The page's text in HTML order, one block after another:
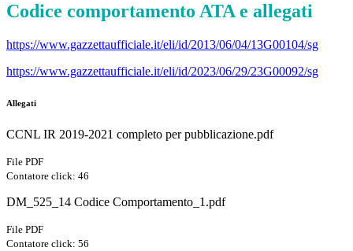
Codice comportamento ATA e allegati
https://www.gazzettaufficiale.it/eli/id/2013/06/04/13G00104/sg
https://www.gazzettaufficiale.it/eli/id/2023/06/29/23G00092/sg
Allegati
CCNL IR 2019-2021 completo per pubblicazione.pdf
File PDF
Contatore click: 46
DM_525_14 Codice Comportamento_1.pdf
File PDF
Contatore click: 56